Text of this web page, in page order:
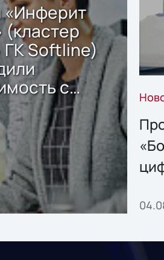
(кластер
ГК Softline)
с
Sharx
для
данных